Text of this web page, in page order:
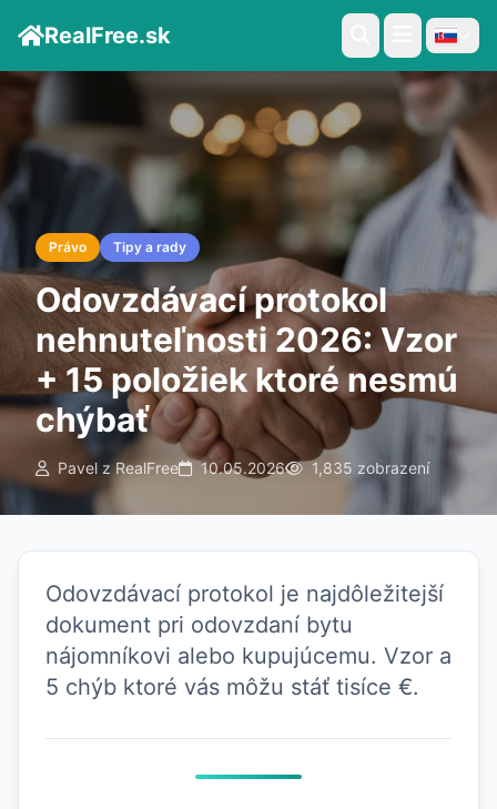
RealFree.sk
Právo Tipy a rady
Odovzdávací protokol
nehnuteľnosti 2026: Vzor
+ 15 položiek ktoré nesmú
chýbať
Pavel z RealFree 10.05.2026 1,835 zobrazení
Odovzdávací protokol je najdôležitejší
dokument pri odovzdaní bytu
nájomníkovi alebo kupujúcemu. Vzor a
5 chýb ktoré vás môžu stáť tisíce €.